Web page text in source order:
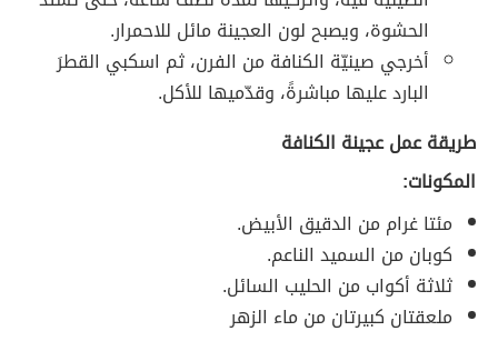
الحشوة، ويصبح لون العجينة مائل للاحمرار.
أخرجي صينيّة الكنافة من الفرن، ثم اسكبي القطرَ
البارد عليها مباشرةً، وقدّميها للأكل.
طريقة عمل عجينة الكنافة
المكونات:
مئتا غرام من الدقيق الأبيض.
كوبان من السميد الناعم.
ثلاثة أكواب من الحليب السائل.
ملعقتان كبيرتان من ماء الزهر